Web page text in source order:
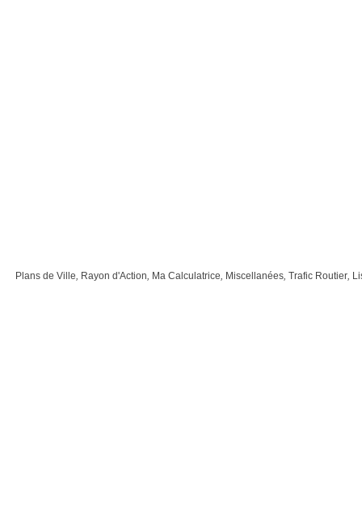
Plans de Ville, Rayon d'Action, Ma Calculatrice, Miscellanées, Trafic Routier,